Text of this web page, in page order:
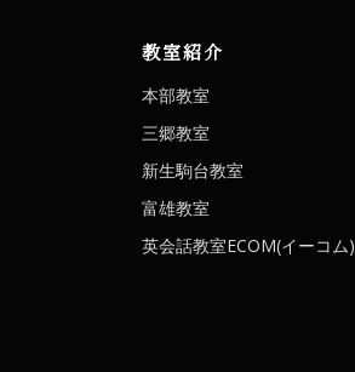
教室紹介
本部教室
三郷教室
新生駒台教室
富雄教室
英会話教室ECOM(イーコム)